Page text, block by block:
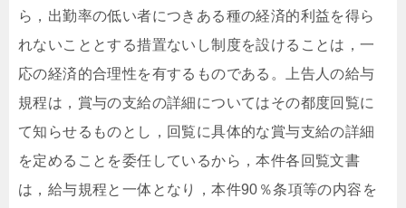
ら，出勤率の低い者につきある種の経済的利益を得ら
れないこととする措置ないし制度を設けることは，一
応の経済的合理性を有するものである。上告人の給与
規程は，賞与の支給の詳細についてはその都度回覧に
て知らせるものとし，回覧に具体的な賞与支給の詳細
を定めることを委任しているから，本件各回覧文書
は，給与規程と一体となり，本件90％条項等の内容を